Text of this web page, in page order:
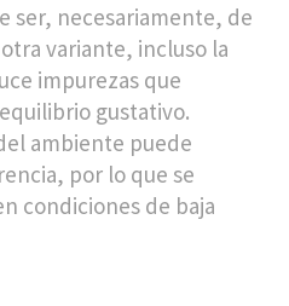
ser, necesariamente, de
variante, incluso la
impurezas que
gustativo.
ambiente puede
por lo que se
condiciones de baja